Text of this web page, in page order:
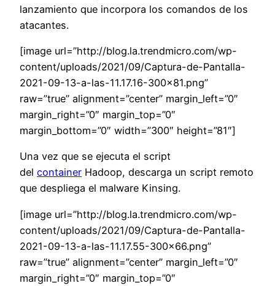
lanzamiento que incorpora los comandos de los
atacantes.
[image url=”http://blog.la.trendmicro.com/wp-
content/uploads/2021/09/Captura-de-Pantalla-
2021-09-13-a-las-11.17.16-300×81.png”
raw=”true” alignment=”center” margin_left=”0″
margin_right=”0″ margin_top=”0″
margin_bottom=”0″ width=”300″ height=”81″]
Una vez que se ejecuta el script
del container Hadoop, descarga un script remoto
que despliega el malware Kinsing.
[image url=”http://blog.la.trendmicro.com/wp-
content/uploads/2021/09/Captura-de-Pantalla-
2021-09-13-a-las-11.17.55-300×66.png”
raw=”true” alignment=”center” margin_left=”0″
margin_right=”0″ margin_top=”0″